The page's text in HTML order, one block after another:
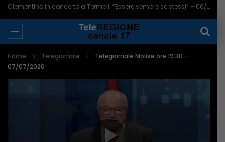
Clementino in concerto a Termoli: “Essere sempre se stessi” – 06/08/2026
Home Telegiornale
Telegiornale Molise ore 19.30 –
07/07/2026